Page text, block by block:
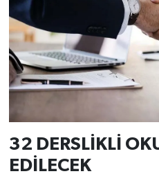
32 DERSLİKLİ
EDİLECEK